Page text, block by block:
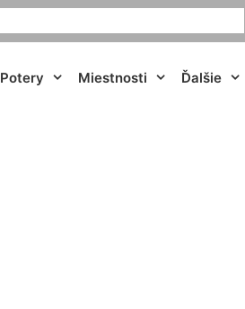
Potery Miestnosti Ďalšie